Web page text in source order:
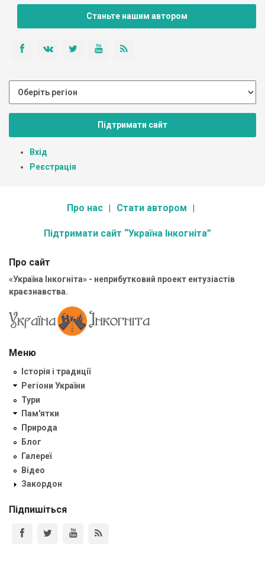
Станьте нашим автором
Підтримати сайт
Вхід
Реєстрація
Про нас Стати автором
Підтримати сайт “Україна Інкогніта”
Про сайт
«Україна Інкогніта» - неприбутковий проект ентузіастів
краєзнавства.
Меню
Історія і традиції
Регіони України
Тури
Пам'ятки
Природа
Блог
Галереї
Відео
Закордон
Підпишіться